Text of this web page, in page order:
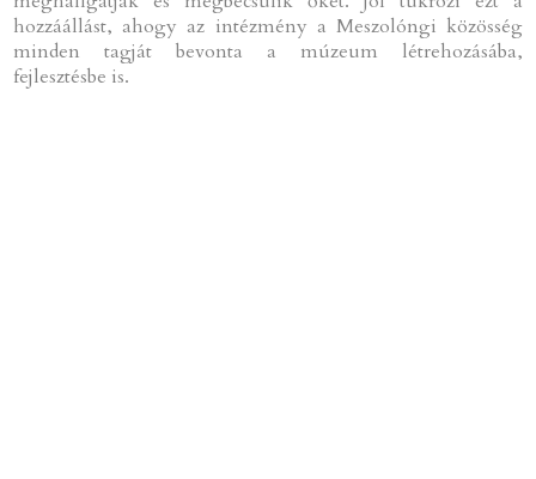
hozzáállást, ahogy az intézmény a Meszolóngi közösség
minden tagját bevonta a múzeum létrehozásába,
fejlesztésbe is.